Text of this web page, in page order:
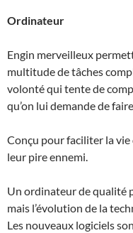
Ordinateur
Engin merveilleux
multitude de tâches
volonté qui tente de
qu’on lui demande de
Conçu pour faciliter la
leur pire ennemi.
Un ordinateur de qualité
mais l’évolution de la
Les nouveaux logiciels